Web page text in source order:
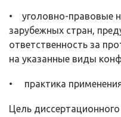
• уголовно-правовые
зарубежных стран,
ответственность за
на указанные виды
• практика
Цель